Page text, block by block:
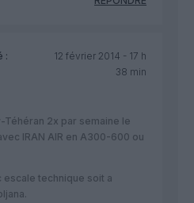
:
12 février 2014 - 17 h
38 min
Téhéran 2x par semaine le
IRAN AIR en A300-600 ou
escale technique soit a